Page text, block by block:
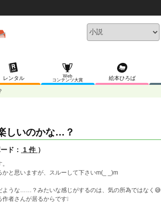
レンタル
Web
コンテンツ大賞
絵本ひろば
しいのかな…？
ド： 1 件 ）
かと思いますが、スルーして下さいm(_ _)m
ような……？みたいな感じがするのは、気の所為ではなく😅
者さんが居るからです❕